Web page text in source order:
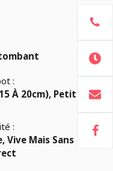
:
À 20cm), Petit (8 À
:
Vive Mais Sans